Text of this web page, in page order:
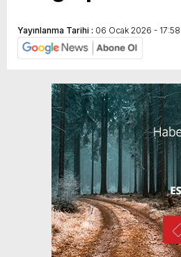
Yayınlanma Tarihi : 06 Ocak 2026 - 17:58